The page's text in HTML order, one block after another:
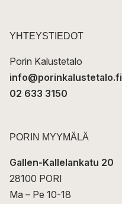
t
YHTEYSTIEDOT
Porin Kalustetalo
info@porinkalustetalo.fi
02 633 3150
PORIN MYYMÄLÄ
Gallen-Kallelankatu 20
28100 PORI
Ma – Pe 10-18